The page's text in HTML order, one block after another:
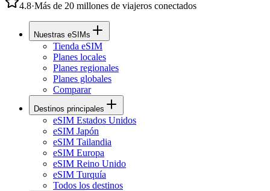
4.8·Más de 20 millones de viajeros conectados
Nuestras eSIMs
Tienda eSIM
Planes locales
Planes regionales
Planes globales
Comparar
Destinos principales
eSIM Estados Unidos
eSIM Japón
eSIM Tailandia
eSIM Europa
eSIM Reino Unido
eSIM Turquía
Todos los destinos